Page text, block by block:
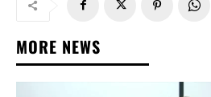
MORE NEWS